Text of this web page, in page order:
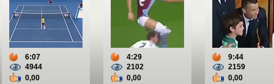
6:07
4944
0,00
4:29
2102
0,00
9:44
2159
0,00